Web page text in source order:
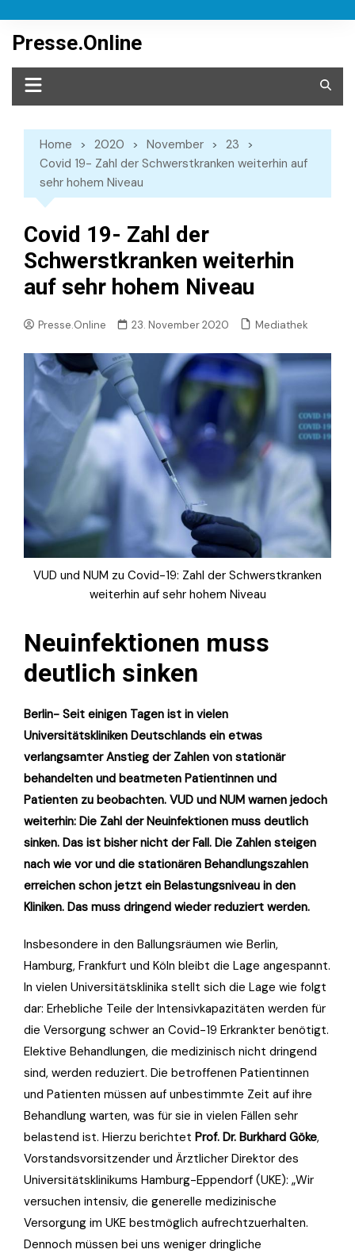
content
Presse.Online
Home 2020 November
23
Covid 19- Zahl der Schwerstkranken weiterhin auf
sehr hohem Niveau
Covid 19- Zahl der
Schwerstkranken weiterhin
auf sehr hohem Niveau
Presse.Online 23. November 2020 Mediathek
VUD und NUM zu Covid-19: Zahl der Schwerstkranken
weiterhin auf sehr hohem Niveau
Neuinfektionen muss
deutlich sinken
Berlin- Seit einigen Tagen ist in vielen
Universitätskliniken Deutschlands ein etwas
verlangsamter Anstieg der Zahlen von stationär
behandelten und beatmeten Patientinnen und
Patienten zu beobachten. VUD und NUM warnen jedoch
weiterhin: Die Zahl der Neuinfektionen muss deutlich
sinken. Das ist bisher nicht der Fall. Die Zahlen steigen
nach wie vor und die stationären Behandlungszahlen
erreichen schon jetzt ein Belastungsniveau in den
Kliniken. Das muss dringend wieder reduziert werden.
Insbesondere in den Ballungsräumen wie Berlin,
Hamburg, Frankfurt und Köln bleibt die Lage angespannt.
In vielen Universitätsklinika stellt sich die Lage wie folgt
dar: Erhebliche Teile der Intensivkapazitäten werden für
die Versorgung schwer an Covid-19 Erkrankter benötigt.
Elektive Behandlungen, die medizinisch nicht dringend
sind, werden reduziert. Die betroffenen Patientinnen
und Patienten müssen auf unbestimmte Zeit auf ihre
Behandlung warten, was für sie in vielen Fällen sehr
belastend ist. Hierzu berichtet Prof. Dr. Burkhard Göke,
Vorstandsvorsitzender und Ärztlicher Direktor des
Universitätsklinikums Hamburg-Eppendorf (UKE): „Wir
versuchen intensiv, die generelle medizinische
Versorgung im UKE bestmöglich aufrechtzuerhalten.
Dennoch müssen bei uns weniger dringliche